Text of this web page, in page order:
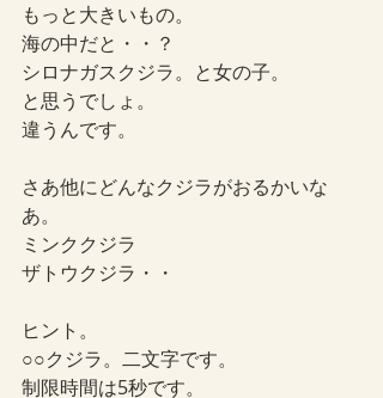
もっと大きいもの。
海の中だと・・？
シロナガスクジラ。と女の子。
と思うでしょ。
違うんです。
さあ他にどんなクジラがおるかいな
あ。
ミンククジラ
ザトウクジラ・・
ヒント。
○○クジラ。二文字です。
制限時間は5秒です。